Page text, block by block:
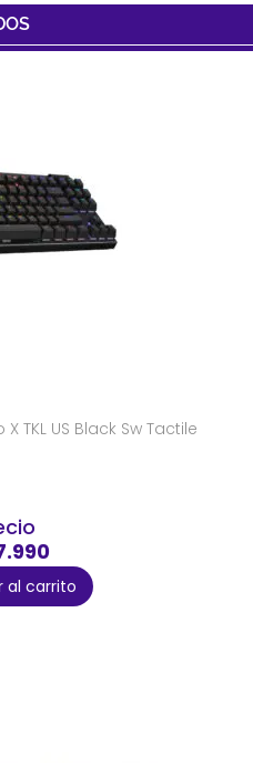
TKL US Black Sw Tactile
al carrito